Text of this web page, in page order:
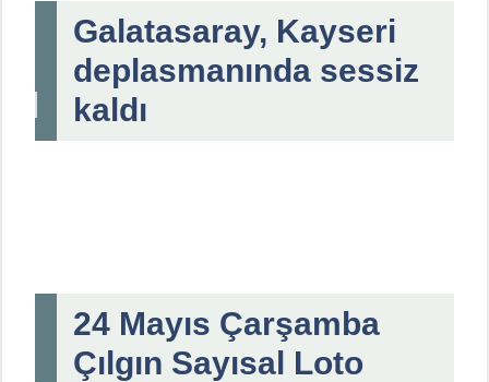
Galatasaray, Kayseri
deplasmanında sessiz
kaldı
24 Mayıs Çarşamba
Çılgın Sayısal Loto